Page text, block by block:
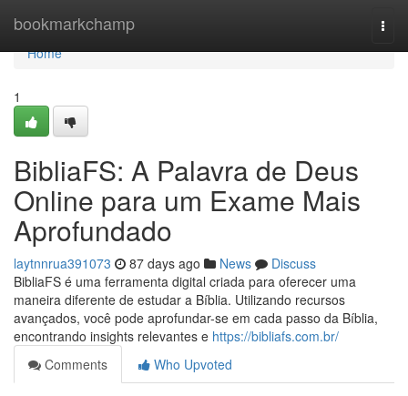
bookmarkchamp
Home
Home
1
BibliaFS: A Palavra de Deus
Online para um Exame Mais
Aprofundado
laytnnrua391073 87 days ago News
Discuss
BibliaFS é uma ferramenta digital criada para oferecer uma
maneira diferente de estudar a Bíblia. Utilizando recursos
avançados, você pode aprofundar-se em cada passo da Bíblia,
encontrando insights relevantes e https://bibliafs.com.br/
Comments
Who Upvoted